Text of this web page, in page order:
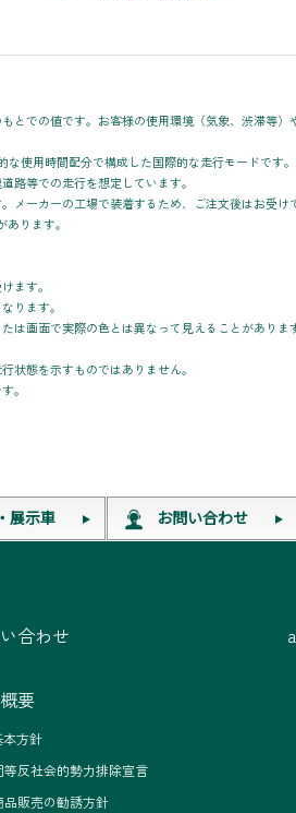
での値です。お客様の使用環境（気象、渋滞等）
使用時間配分で構成した国際的な走行モードで
路等での走行を想定しています。
ーカーの工場で装着するため、ご注文後はお受け
ります。
ます。
ります。
画面で実際の色とは異なって見えることがあり
状態を示すものではありません。
。
展示車 お問い合わせ
合わせ
要
本方針
等反社会的勢力排除宣言
品販売の勧誘方針